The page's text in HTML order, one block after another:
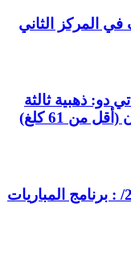
المركز الثاني
(وهران 2022 ): كاراتي دو: ذهبية ثالثة
من 61 كلغ)